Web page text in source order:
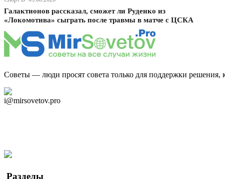
Галактионов рассказал, сможет ли Руденко из
«Локомотива» сыграть после травмы в матче с ЦСКА
Советы — люди просят совета только для поддержки решения,
i@mirsovetov.pro
Разделы